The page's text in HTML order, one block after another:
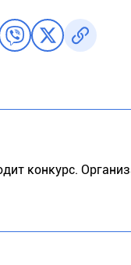
конкурс.